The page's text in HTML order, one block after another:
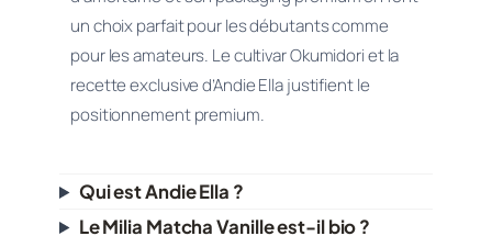
un choix parfait pour les débutants comme
pour les amateurs. Le cultivar Okumidori et la
recette exclusive d’Andie Ella justifient le
positionnement premium.
Qui est Andie Ella ?
Le Milia Matcha Vanille est-il bio ?